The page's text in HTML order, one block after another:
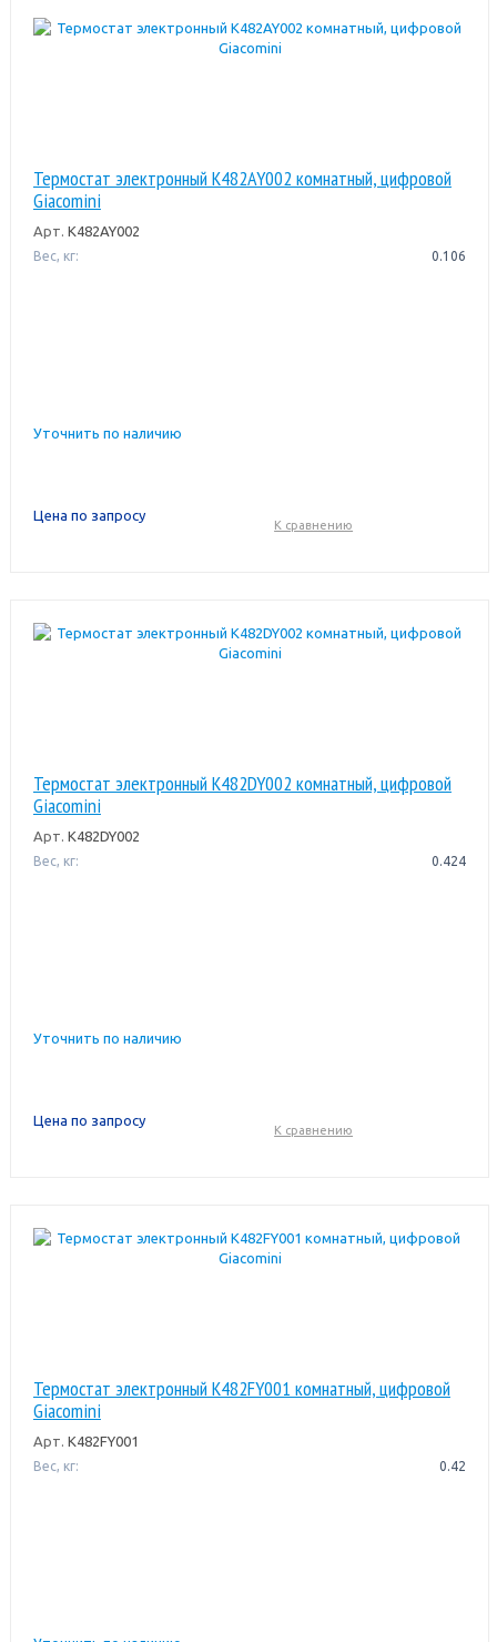
Термостат электронный K482AY002 комнатный, цифровой
Giacomini
Арт. K482AY002
Вес, кг: 0.106
Уточнить по наличию
Цена по запросу
К сравнению
Термостат электронный K482DY002 комнатный, цифровой
Giacomini
Арт. K482DY002
Вес, кг: 0.424
Уточнить по наличию
Цена по запросу
К сравнению
Термостат электронный K482FY001 комнатный, цифровой
Giacomini
Арт. K482FY001
Вес, кг: 0.42